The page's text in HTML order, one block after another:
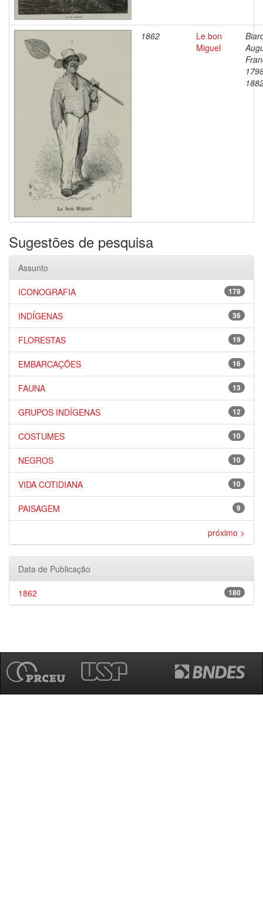
1862
Le bon
Miguel
Sugestões de pesquisa
Assunto
178
ICONOGRAFIA
36
INDÍGENAS
19
FLORESTAS
16
EMBARCAÇÕES
13
FAUNA
12
GRUPOS INDÍGENAS
10
COSTUMES
10
NEGROS
10
VIDA COTIDIANA
9
PAISAGEM
próximo >
Data de Publicação
180
1862